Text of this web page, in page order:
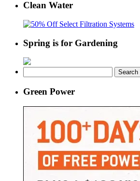
Clean Water
Spring is for Gardening
for:
Green Power